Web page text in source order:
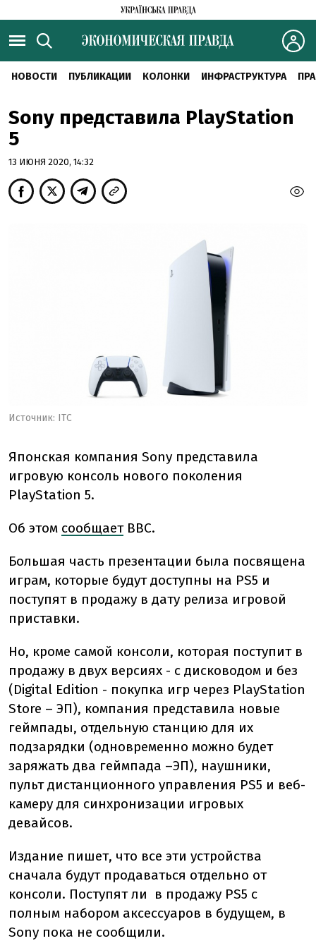
НОВОСТИ ПУБЛИКАЦИИ КОЛОНКИ ИНФРАСТРУКТУРА
Sony представила PlayStation
5
13 ИЮНЯ 2020, 14:32
Источник: ITC
Японская компания Sony представила
игровую консоль нового поколения
PlayStation 5.
Об этом сообщаетВВС.
Большая часть презентации была посвящена
играм, которые будут доступны на PS5 и
поступят в продажу в дату релиза игровой
приставки.
Но, кроме самой консоли, которая поступит в
продажу в двух версиях - с дисководом и без
(Digital Edition - покупка игр через PlayStation
Store – ЭП), компания представила новые
геймпады, отдельную станцию ​​для их
подзарядки (одновременно можно будет
заряжать два геймпада –ЭП), наушники,
пульт дистанционного управления PS5 и веб-
камеру для синхронизации игровых
девайсов.
Издание пишет, что все эти устройства
сначала будут продаваться отдельно от
консоли. Поступят ли в продажу PS5 с
полным набором аксессуаров в будущем, в
Sony пока не сообщили.